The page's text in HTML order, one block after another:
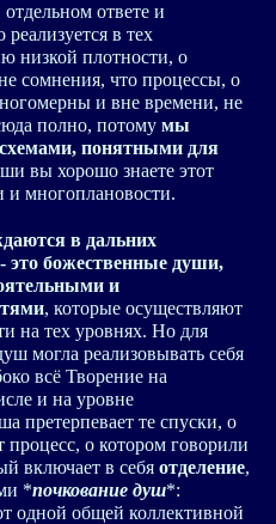
ответе и
в тех
низкой плотности, о
сомнения, что процессы, о
и вне времени, не
полно, потому мы
понятными для
вы хорошо знаете этот
и многоплановости.
в дальних
это божественные души,
и
, которые осуществляют
на тех уровнях. Но для
могла реализовывать себя
всё Творение на
и на уровне
претерпевает те спуски, о
о котором говорили
включает в себя отделение,
*почкование душ*:
одной общей коллективной